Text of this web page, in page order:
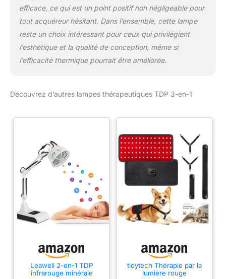
efficace, ce qui est un point positif non négligeable pour
tout acquéreur hésitant. Dans l’ensemble, cette lampe
reste un choix intéressant pour ceux qui privilégient
l’esthétique et la qualité de conception, même si
l’efficacité thermique pourrait être améliorée.
Découvrez d’autres lampes thérapeutiques TDP 3-en-1
Leawell 2-en-1 TDP
infrarouge minérale
tidytech Thérapie par la
lumière rouge